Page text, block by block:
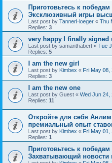
Приготовьтесь к
Эксклюзивный игры
Last post by TannerHoeger « Thu
Replies: 3
very happy I finally signed
Last post by samanthabert « Tue
Replies: 5
I am the new girl
Last post by Kimbex « Fri May 08,
Replies: 3
I am the new one
Last post by Guest « Wed Jun 24,
Replies: 11
Откройте для себя
премиальный опыт
Last post by Kimbex « Fri May 01,
Replies: 1
Приготовьтесь к
Захватывающий новости